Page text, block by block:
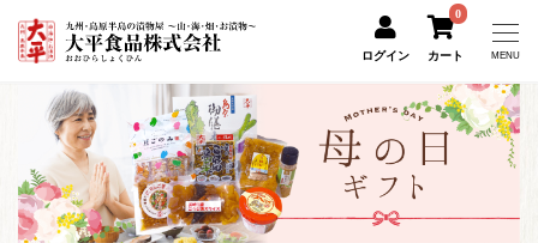
ログイン
0
カート MENU